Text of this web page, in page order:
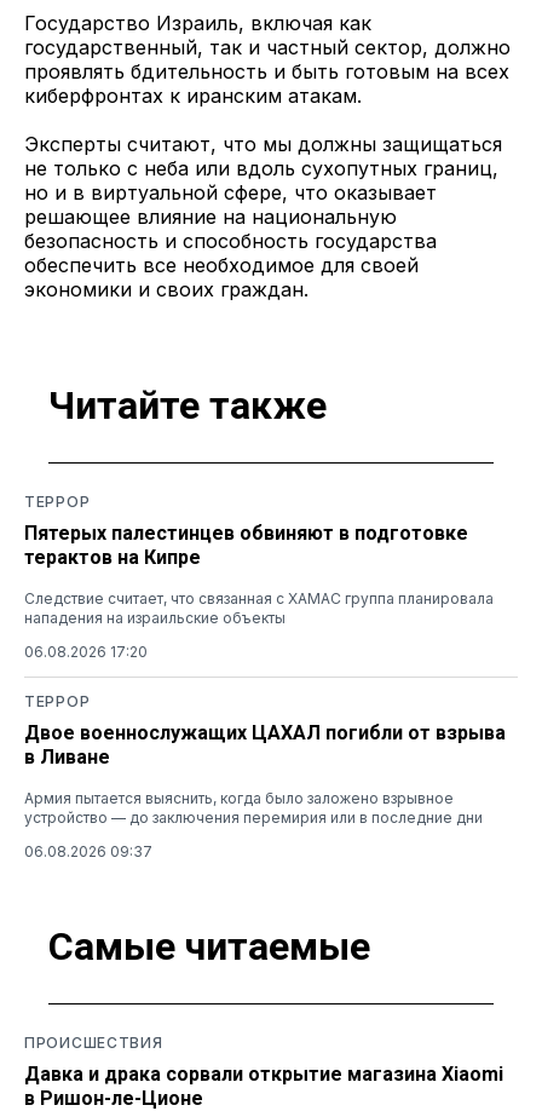
Государство Израиль, включая как
государственный, так и частный сектор, должно
проявлять бдительность и быть готовым на всех
киберфронтах к иранским атакам.
Эксперты считают, что мы должны защищаться
не только с неба или вдоль сухопутных границ,
но и в виртуальной сфере, что оказывает
решающее влияние на национальную
безопасность и способность государства
обеспечить все необходимое для своей
экономики и своих граждан.
Читайте также
ТЕРРОР
Пятерых палестинцев обвиняют в подготовке
терактов на Кипре
Следствие считает, что связанная с ХАМАС группа планировала
нападения на израильские объекты
06.08.2026 17:20
ТЕРРОР
Двое военнослужащих ЦАХАЛ погибли от взрыва
в Ливане
Армия пытается выяснить, когда было заложено взрывное
устройство — до заключения перемирия или в последние дни
06.08.2026 09:37
Самые читаемые
ПРОИСШЕСТВИЯ
Давка и драка сорвали открытие магазина Xiaomi
в Ришон-ле-Ционе